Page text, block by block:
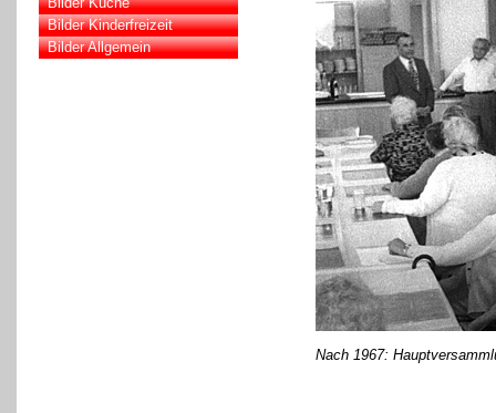
Bilder Kinderfreizeit
Bilder Allgemein
Nach 1967: